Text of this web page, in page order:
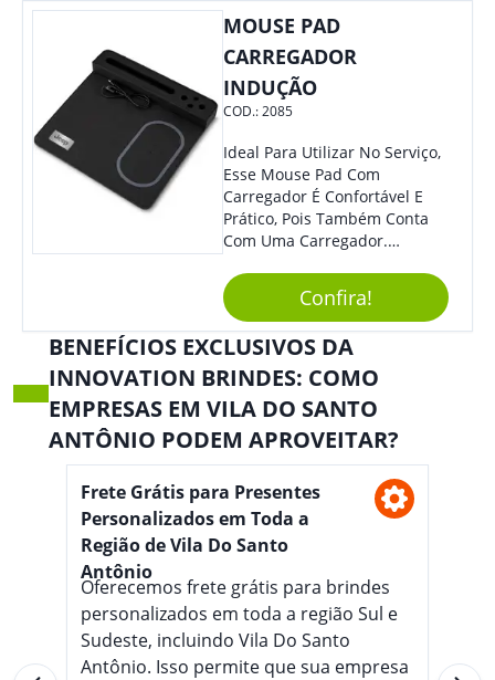
Empresa.
MOUSE PAD
CARREGADOR
INDUÇÃO
COD.:2085
Ideal Para Utilizar No Serviço,
Esse Mouse Pad Com
Carregador É Confortável E
Prático, Pois Também Conta
Com Uma Carregador.
Resistente, Com A Qualidade
Que Os Colaboradores
Buscam, E O Design É
Moderno, Destacando Ainda
Mais Sua Marca.
Confira!
BENEFÍCIOS EXCLUSIVOS DA
INNOVATION BRINDES: COMO
EMPRESAS EM VILA DO SANTO
ANTÔNIO PODEM APROVEITAR?
Frete Grátis para Presentes
Personalizados em Toda a
Região de Vila Do Santo
Antônio
Oferecemos frete grátis para brindes
personalizados em toda a região Sul e
Sudeste, incluindo Vila Do Santo
Antônio. Isso permite que sua empresa